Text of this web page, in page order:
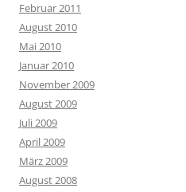
Februar 2011
August 2010
Mai 2010
Januar 2010
November 2009
August 2009
Juli 2009
April 2009
März 2009
August 2008